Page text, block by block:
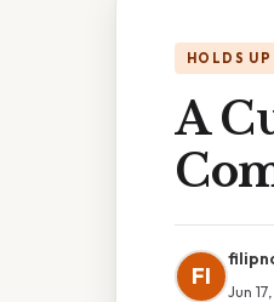
HOLDS
A
FI
Jun